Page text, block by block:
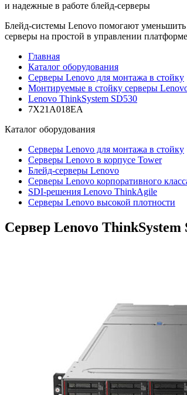
и надежные в работе блейд-серверы
Блейд-системы Lenovo помогают
серверы на простой в управлении
Главная
Каталог оборудования
Серверы Lenovo для монтажа в стойку
Монтируемые в стойку серверы
Lenovo ThinkSystem SD530
7X21A018EA
Каталог оборудования
Серверы Lenovo для монтажа в стойку
Серверы Lenovo в корпусе Tower
Блейд-серверы Lenovo
Cерверы Lenovo корпоративного
SDI-решения Lenovo ThinkAgile
Серверы Lenovo высокой плотности
Сервер Lenovo ThinkSystem